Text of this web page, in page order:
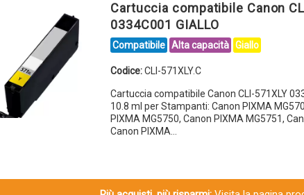
Cartuccia compatibile Canon
0334C001 GIALLO
Compatibile Alta capacità Giallo
Codice:CLI-571XLY.C
Cartuccia compatibile Canon CLI-571XLY
10.8 ml per Stampanti: Canon PIXMA
PIXMA MG5750, Canon PIXMA MG5751,
Canon PIXMA…